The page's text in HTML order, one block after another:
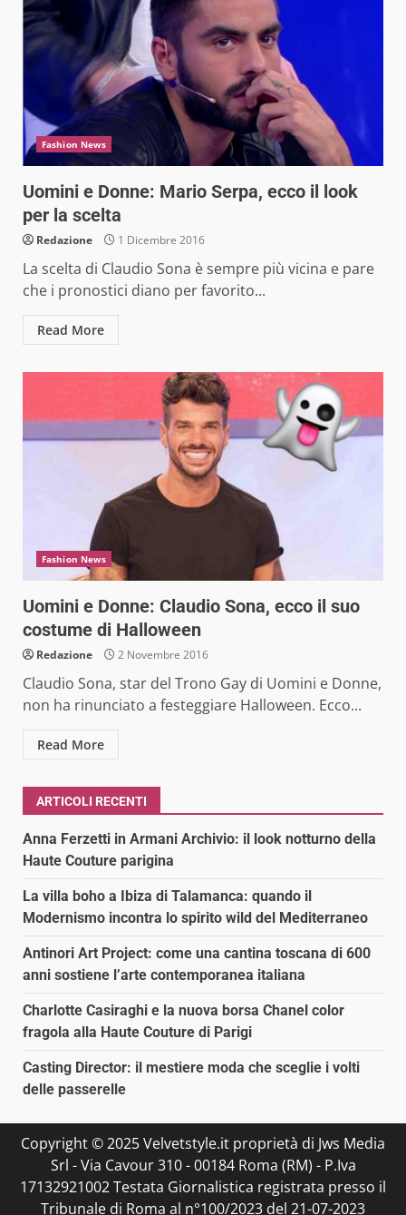
Fashion News
Uomini e Donne: Mario Serpa, ecco il look
per la scelta
Redazione 1 Dicembre 2016
La scelta di Claudio Sona è sempre più vicina e pare
che i pronostici diano per favorito...
Read More
Fashion News
Uomini e Donne: Claudio Sona, ecco il suo
costume di Halloween
Redazione 2 Novembre 2016
Claudio Sona, star del Trono Gay di Uomini e Donne,
non ha rinunciato a festeggiare Halloween. Ecco...
Read More
ARTICOLI RECENTI
Anna Ferzetti in Armani Archivio: il look notturno della
Haute Couture parigina
La villa boho a Ibiza di Talamanca: quando il
Modernismo incontra lo spirito wild del Mediterraneo
Antinori Art Project: come una cantina toscana di 600
anni sostiene l’arte contemporanea italiana
Charlotte Casiraghi e la nuova borsa Chanel color
fragola alla Haute Couture di Parigi
Casting Director: il mestiere moda che sceglie i volti
delle passerelle
Copyright © 2025 Velvetstyle.it proprietà di Jws Media
Srl - Via Cavour 310 - 00184 Roma (RM) - P.Iva
17132921002 Testata Giornalistica registrata presso il
Tribunale di Roma al n°100/2023 del 21-07-2023